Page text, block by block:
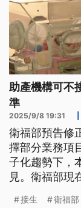
助產機構可不
準
2025/9/8 19:31
衛福部預告修
擇部分業務項
子化趨勢下，
見。衛福部現
接生 衛福部